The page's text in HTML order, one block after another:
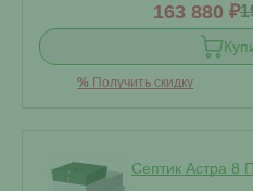
163 880 ₽
% Получить скидку
Септик Астра 8